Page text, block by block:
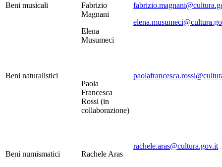
Beni musicali
Fabrizio
Magnani
Elena
Musumeci
Beni naturalistici
Paola
Francesca
Rossi (in
collaborazione)
Beni numismatici Rachele Aras
rachele.aras@cultura.gov.it